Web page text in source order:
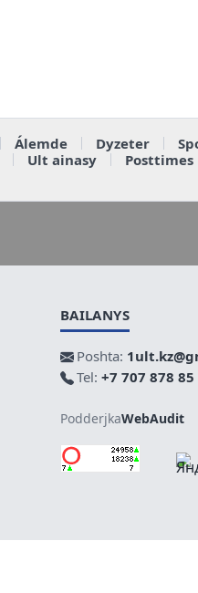
Álemde Dyzeter
Ult ainasy Posttimes
BAILANYS
Poshta:
Tel: +7 707 878 85
PodderjkaWebAudit